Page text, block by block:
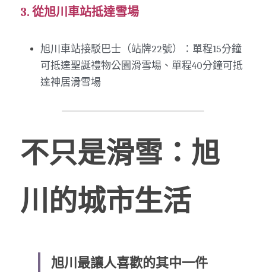
3. 從旭川車站抵達雪場
旭川車站接駁巴士（站牌22號）：單程15分鐘
可抵達聖誕禮物公園滑雪場、單程40分鐘可抵
達神居滑雪場
不只是滑雪：旭
川的城市生活
旭川最讓人喜歡的其中一件